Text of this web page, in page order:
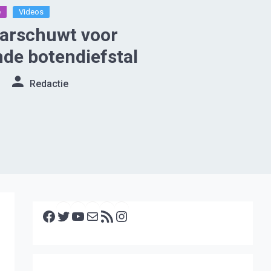
Videos
voor
botendiefstal
Redactie
Facebook Twitter YouTube E-mail RSS feed